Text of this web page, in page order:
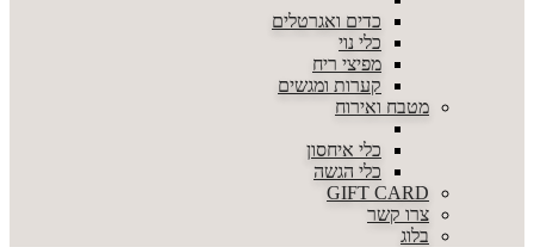
כדים ואגרטלים
כלי נוי
מפיצי ריח
קערות ומגשים
מטבח ואירוח
כלי איחסון
כלי הגשה
GIFT CARD
צרו קשר
בלוג